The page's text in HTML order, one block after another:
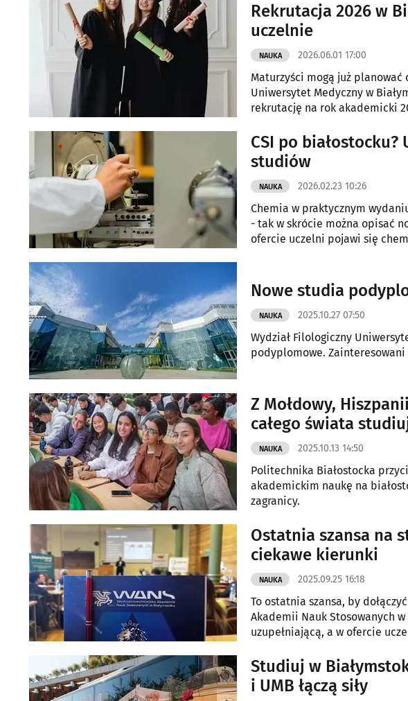
Rekrutacja 2026 w
uczelnie
NAUKA 2026.06.01 17:00
Maturzyści mogą już
Uniwersytet Medyczny w
rekrutację na rok akademicki
analizą danych.
CSI po
studiów
NAUKA 2026.02.23 10:26
Chemia w praktycznym
- tak w skrócie można opisać
ofercie uczelni pojawi się
Nowe studia
NAUKA 2025.10.27 07:50
Wydział Filologiczny
podyplomowe. Zainteresowani
Z Mołdowy,
całego świata
NAUKA 2025.10.13 14:50
Politechnika Białostocka
akademickim naukę na
zagranicy.
Ostatnia szansa na
ciekawe kierunki
NAUKA 2025.09.25 16:18
To ostatnia szansa, by
Akademii Nauk Stosowanych
uzupełniającą, a w ofercie
Studiuj w
i UMB łączą siły